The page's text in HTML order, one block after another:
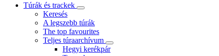
Túrák és trackek
Keresés
A legszebb túrák
The top favourites
Teljes túraarchívum
Hegyi kerékpár